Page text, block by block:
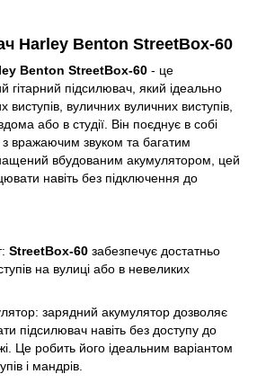
Harley Benton StreetBox-60
Benton StreetBox-60 - це
гітарний підсилювач, який ідеально
виступів, вуличних вуличних виступів,
або в студії. Він поєднує в собі
з вражаючим звуком та багатим
вбудованим акумулятором, цей
навіть без підключення до
StreetBox-60 забезпечує достатньо
на вулиці або в невеликих
зарядний акумулятор дозволяє
підсилювач навіть без доступу до
Це робить його ідеальним варіантом
і мандрів.